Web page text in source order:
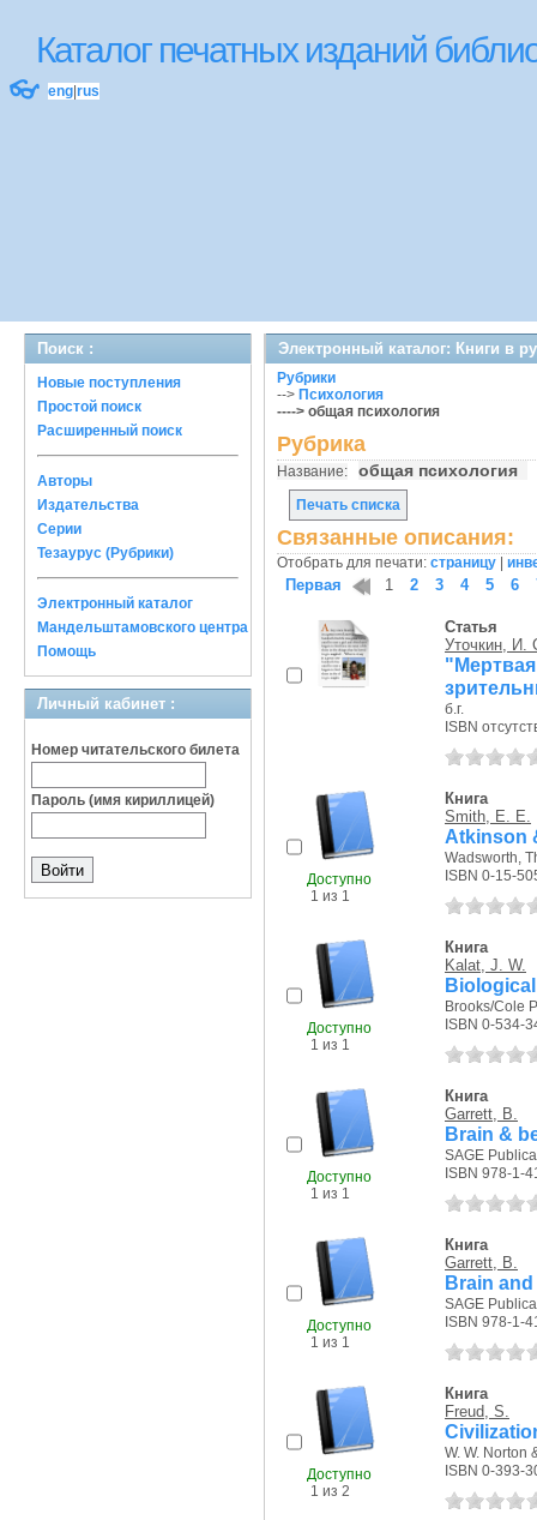
Каталог печатных изданий
👓 eng rus
Поиск :
Новые поступления
Простой поиск
Расширенный поиск
Авторы
Издательства
Серии
Тезаурус (Рубрики)
Электронный каталог
Мандельштамовского центра
Помощь
Личный кабинет :
Номер читательского билета
Пароль (имя кириллицей)
Электронный каталог: Книги в
Рубрики
--> Психология
----> общая психология
Рубрика
Название: общая психология
Печать списка
Связанные описания:
Отобрать для печати: страницу
Первая 1 2 3 4 5 6
Статья
Уточкин, И.
б.г.
ISBN
Доступно
1 из 1
Книга
Smith, E. E.
Atkinson
Wadsworth,
ISBN 0-15-
Доступно
1 из 1
Книга
Kalat, J. W.
Brooks/Cole
ISBN 0-534-
Доступно
1 из 1
Книга
Garrett, B.
Brain &
SAGE
ISBN 978-1-
Доступно
1 из 1
Книга
Garrett, B.
Brain
SAGE
ISBN 978-1-
Доступно
1 из 2
Книга
Freud, S.
W. W. Norton
ISBN 0-393-